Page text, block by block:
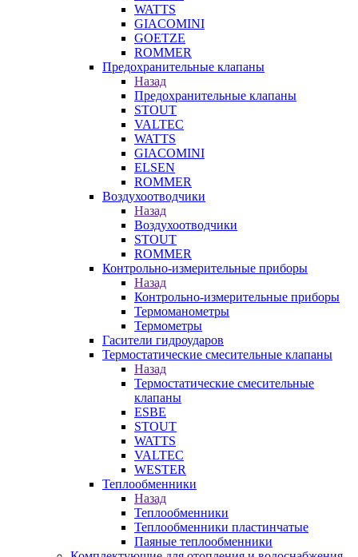
WATTS
GIACOMINI
GOETZE
ROMMER
Предохранительные клапаны
Назад
Предохранительные клапаны
STOUT
VALTEC
WATTS
GIACOMINI
ELSEN
ROMMER
Воздухоотводчики
Назад
Воздухоотводчики
STOUT
ROMMER
Контрольно-измерительные приборы
Назад
Контрольно-измерительные приборы
Термоманометры
Термометры
Гасители гидроударов
Термостатические смесительные клапаны
Назад
Термостатические смесительные
клапаны
ESBE
STOUT
WATTS
VALTEC
WESTER
Теплообменники
Назад
Теплообменники
Теплообменники пластинчатые
Паяные теплообменники